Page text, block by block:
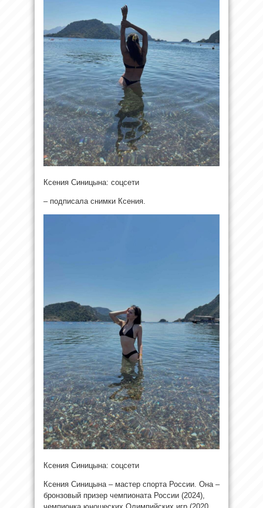
Ксения Синицына: соцсети
– подписала снимки Ксения.
Ксения Синицына: соцсети
Ксения Синицына – мастер спорта России. Она –
бронзовый призер чемпионата России (2024),